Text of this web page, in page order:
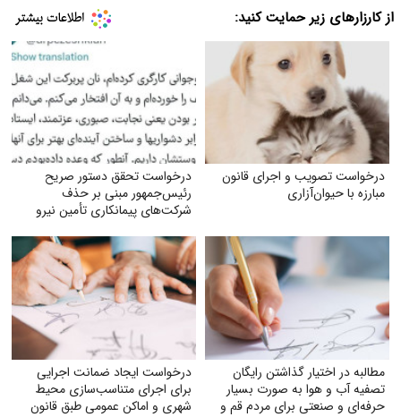
از کارزارهای زیر حمایت کنید:
درخواست تصویب و اجرای قانون
مبارزه با حیوان‌آزاری
درخواست تحقق دستور صریح
رئیس‌جمهور مبنی بر حذف
شرکت‌های پیمانکاری تأمین نیرو
مطالبه در اختیار گذاشتن رایگان
تصفیه آب و هوا به‌ صورت بسیار
حرفه‌ای و صنعتی برای مردم قم و
درخواست ایجاد ضمانت اجرایی
برای اجرای متناسب‌سازی محیط
شهری و اماکن عمومی طبق قانون